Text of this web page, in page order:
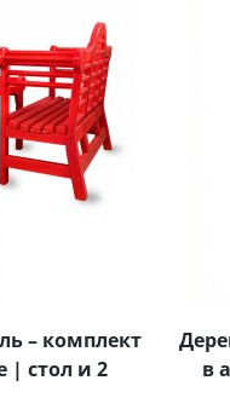
– комплект
| стол и 2
в